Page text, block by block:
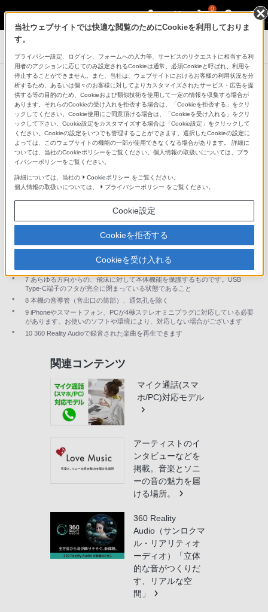
0
ヘッドホン
商品一覧：ヘッドホン
1 ヘッドホンの形状によって、ノイズキャンセリングの効果に差があります。
★表記は、形状別となっております。★評価基準2026年2月時点
2 ハイレゾコンテンツをLDACコーデックで最大転送速度990kbpsで伝送する
場合。「Sony | Sound Connect」から操作が必要です
であなたの耳の形やヘッドホンの特性に最適化することで、よりリアルな臨場
感をお楽しみいただけます
するものです。本機の音導管（音出口の筒部。LinkBuds Clipを除く）、通気
孔、マイク穴、リングドライバーユニット（LinkBuds、LinkBuds Openのみ）
を除く
5 iPhoneやスマートフォン、PCがBluetooth機能を搭載し、HFPまたはHSPに
対応している必要があります。お使いのソフトや環境により、対応しない場合
*
7 あらゆる方向からの、飛沫に対して本体機能を保護するものです。USB
Type-C端子のフタが完全に閉まっている状態であること
*
8 本機の音導管（音出口の筒部）、通気孔を除く
*
9 iPhoneやスマートフォン、PCが4極ステレオミニプラグに対応している必要
があります。お使いのソフトや環境により、対応しない場合がございます
*
10 360 Reality Audioで録音された楽曲を再生できます
関連コンテンツ
マイク通話(スマ
ホ/PC)対応モデル
アーティストのイ
ンタビューなどを
掲載。音楽とソニ
ーの音の魅力を届
ける場所。
360 Reality
Audio（サンロクマ
ル・リアリティオ
ーディオ）「立体
的な音がつくりだ
す、リアルな空
間」
当社ウェブサイトでは快適な閲覧のためにCookieを利用しておりま
す。
プライバシー設定、ログイン、フォームへの入力等、サービスのリクエストに相当する利
用者のアクションに応じてのみ設定されるCookieは通常、必須Cookieと呼ばれ、利用を
停止することができません。また、当社は、ウェブサイトにおけるお客様の利用状況を分
析するため、あるいは個々のお客様に対してよりカスタマイズされたサービス・広告を提
供する等の目的のため、Cookieおよび類似技術を使用して一定の情報を収集する場合が
あります。それらのCookieの受け入れを拒否する場合は、「Cookieを拒否する」をクリ
ックしてください。Cookie使用にご同意頂ける場合は、「Cookieを受け入れる」をクリ
ックして下さい。Cookie設定をカスタマイズする場合は「Cookie設定」をクリックして
ください。Cookieの設定をいつでも管理することができます。選択したCookieの設定に
よっては、このウェブサイトの機能の一部が使用できなくなる場合があります。 詳細に
ついては、当社のCookieポリシーをご覧ください。個人情報の取扱いについては、プラ
イバシーポリシーをご覧ください。
詳細については、当社の Cookieポリシー をご覧ください。
個人情報の取扱いについては、
プライバシーポリシー をご覧ください。
Cookie設定
Cookieを拒否する
Cookieを受け入れる